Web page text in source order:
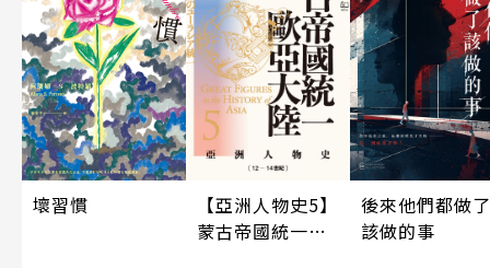
壞習慣
【亞洲人物史5】
蒙古帝國統一歐
後來他們都做了
該做的事